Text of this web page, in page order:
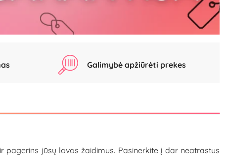
Galimybė apžiūrėti prekes
jūsų lovos žaidimus. Pasinerkite į dar neatrastus